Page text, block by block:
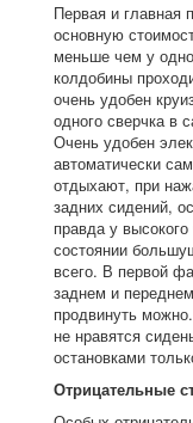
Первая и главная
основную
меньше чем у
колдобины
очень удобен
одного сверчка в
Очень удобен
автоматически
отдыхают, при
задних сидений,
правда у
состоянии
всего. В первой
заднем и
продвинуть
не нравятся
остановками
Отрицательные